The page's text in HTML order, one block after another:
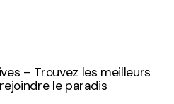
– Trouvez les meilleurs
le paradis